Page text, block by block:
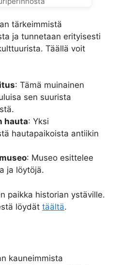
tärkeimmistä
ja tunnetaan erityisesti
Täällä voit
: Tämä muinainen
sen suurista
hauta: Yksi
hautapaikoista antiikin
: Museo esittelee
ja löytöjä.
paikka historian ystäville.
löydät täältä.
kauneimmista